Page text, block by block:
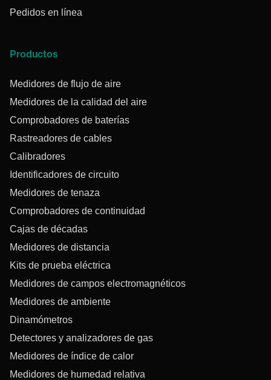
Pedidos en línea
Productos
Medidores de flujo de aire
Medidores de la calidad del aire
Comprobadores de baterías
Rastreadores de cables
Calibradores
Identificadores de circuito
Medidores de tenaza
Comprobadores de continuidad
Cajas de décadas
Medidores de distancia
Kits de prueba eléctrica
Medidores de campos electromagnéticos
Medidores de ambiente
Dinamómetros
Detectores y analizadores de gas
Medidores de índice de calor
Medidores de humedad relativa